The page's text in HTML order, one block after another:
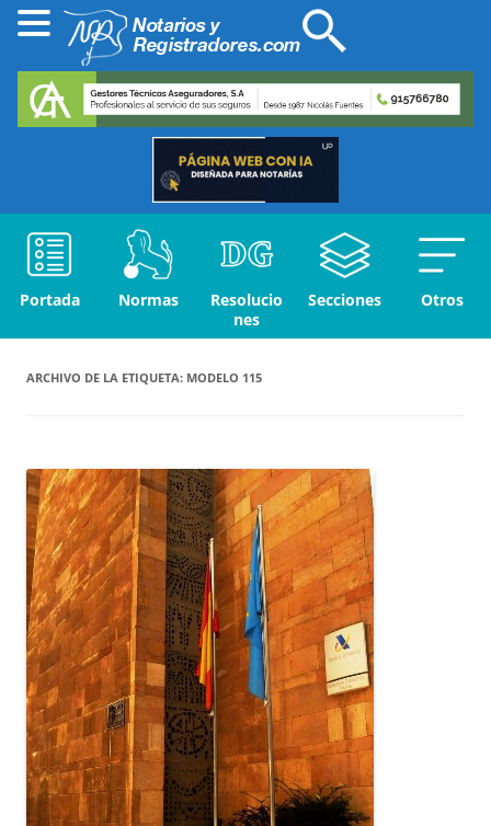
Portada Normas
Resolucio
nes
Secciones Otros
ARCHIVO DE LA ETIQUETA: MODELO 115